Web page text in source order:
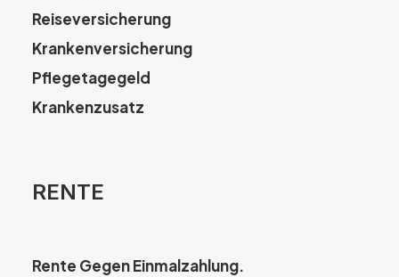
Reiseversicherung
Krankenversicherung
Pflegetagegeld
Krankenzusatz
RENTE
Rente Gegen Einmalzahlung.